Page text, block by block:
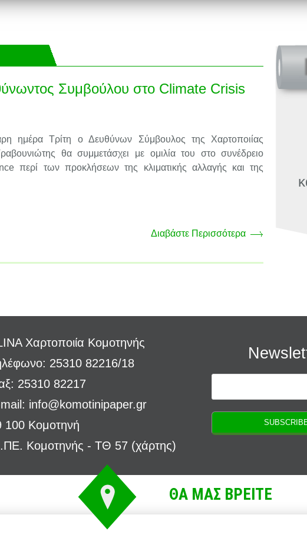
Συμβούλου στο Climate Crisis
ημέρα Τρίτη ο Δευθύνων Σύμβουλος της Χαρτοποιίας
θα συμμετάσχει με ομιλία του στο συνέδρειο
περί των προκλήσεων της κλιματικής αλλαγής και της
Διαβάστε Περισσότερα
Χαρτοποιία Κομοτηνής
25310 82216/18
25310 82217
info@komotinipaper.gr
100 Κομοτηνή
Κομοτηνής - ΤΘ 57 (χάρτης)
ΘΑ ΜΑΣ ΒΡΕΙΤΕ